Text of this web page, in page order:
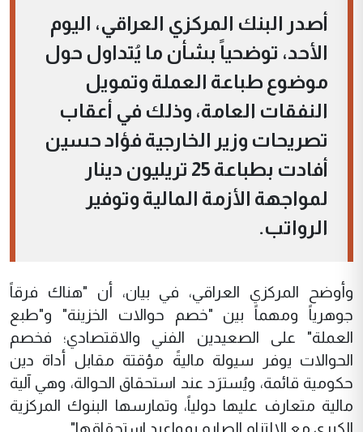
أصدر البنك المركزي العراقي، اليوم
الأحد، توضحياً بشأن ما يُتداول حول
موضوع طباعة العملة وتمويل
النفقات العامة، وذلك في أعقاب
تصريحات وزير الخارجية فؤاد حسين
أفادت بطباعة 25 تريليون دينار
لمواجهة الأزمة المالية وتوفير
الرواتب.
وأوضح المركزي العراقي، في بيان، أن "هناك فرقاً
جوهرياً ومهماً بين "خصم حوالات الخزينة" و"طبع
العملة" على الصعيدين الفني والاقتصادي؛ فخصم
الحوالات يوفر سيولة ماليةً مؤقتة مقابل أداة دين
حكومية قائمة، ويُسترَد عند استحقاق الحوالة، وهي آلية
مالية متعارف عليها دولياً، وتمارسها البنوك المركزية
الكبرى مع الالتزام الصارم بمواعيد استحقاقها".